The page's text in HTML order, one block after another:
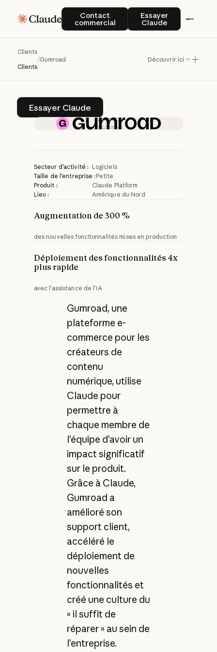
Contact
commercial
Contact commercial
Essayer
Claude
Essayer Claude
Clients
Clients
/Gumroad Découvrir ici
L’équipedusupport
clientdeGumroad
déploie
codeavec
Claude
Essayer Claude
Essayer Claude
Secteur d'activité : Logiciels
Taille de l'entreprise : Petite
Produit :
Claude Platform
Lieu :
Amérique du Nord
Augmentation de 300 %
des nouvelles fonctionnalités mises en production
Déploiement des fonctionnalités 4x
plus rapide
avec l’assistance de l’IA
Gumroad, une
plateforme e-
commerce pour les
créateurs de
contenu
numérique, utilise
Claude pour
permettre à
chaque membre de
l’équipe d’avoir un
impact significatif
sur le produit.
Grâce à Claude,
Gumroad a
amélioré son
support client,
accéléré le
déploiement de
nouvelles
fonctionnalités et
créé une culture du
« il suffit de
réparer » au sein de
l’entreprise.